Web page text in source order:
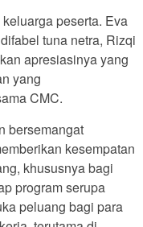
peserta. Eva
tuna netra, Rizqi
apresiasinya yang
yang
CMC.
bersemangat
kesempatan
khususnya bagi
program serupa
peluang bagi para